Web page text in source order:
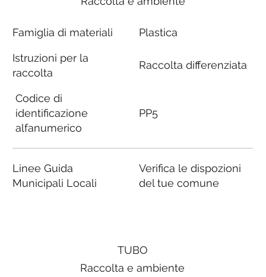
Famiglia di materiali
Istruzioni per la
raccolta
Codice di
identificazione
alfanumerico
Linee Guida
Municipali Locali
Plastica
Raccolta differenziata
PP5
Verifica le dispozioni
del tue comune
TUBO
Raccolta e ambiente